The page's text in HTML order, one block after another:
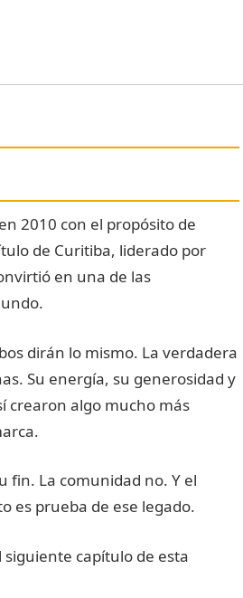
2010 con el propósito de
de Curitiba, liderado por
en una de las
dirán lo mismo. La verdadera
Su energía, su generosidad y
crearon algo mucho más
fin. La comunidad no. Y el
es prueba de ese legado.
siguiente capítulo de esta